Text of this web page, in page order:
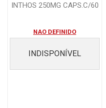
INTHOS 250MG CAPS.C/60
NAO DEFINIDO
INDISPONÍVEL